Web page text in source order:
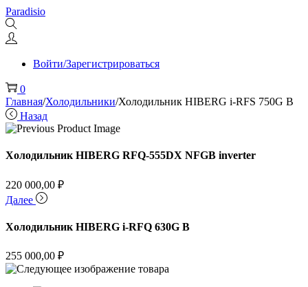
Перейти
к
навигации
Перейти
к
содержимому
Paradisio
Войти/Зарегистрироваться
0
Главная/Холодильники/Холодильник HIBERG i-RFS 750G B
Назад
Холодильник HIBERG RFQ-555DX NFGB inverter
220 000,00 ₽
Далее
Холодильник HIBERG i-RFQ 630G B
255 000,00 ₽